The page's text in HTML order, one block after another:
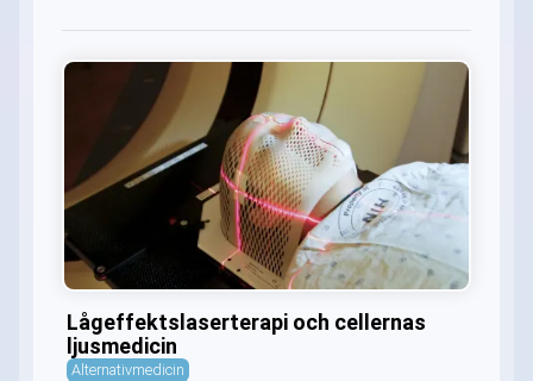
Lågeffektslaserterapi och cellernas
ljusmedicin
Alternativmedicin